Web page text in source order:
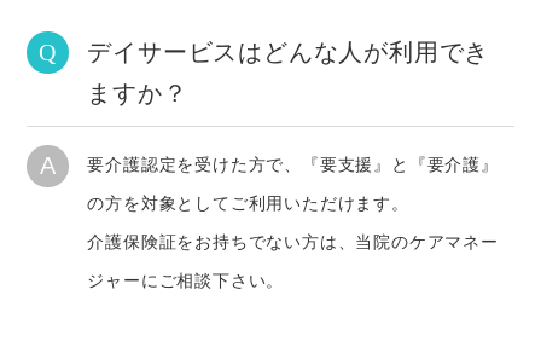
Q
デイサービスはどんな人が利用でき
ますか？
A
要介護認定を受けた方で、『要支援』と『要介護』
の方を対象としてご利用いただけます。
介護保険証をお持ちでない方は、当院のケアマネー
ジャーにご相談下さい。